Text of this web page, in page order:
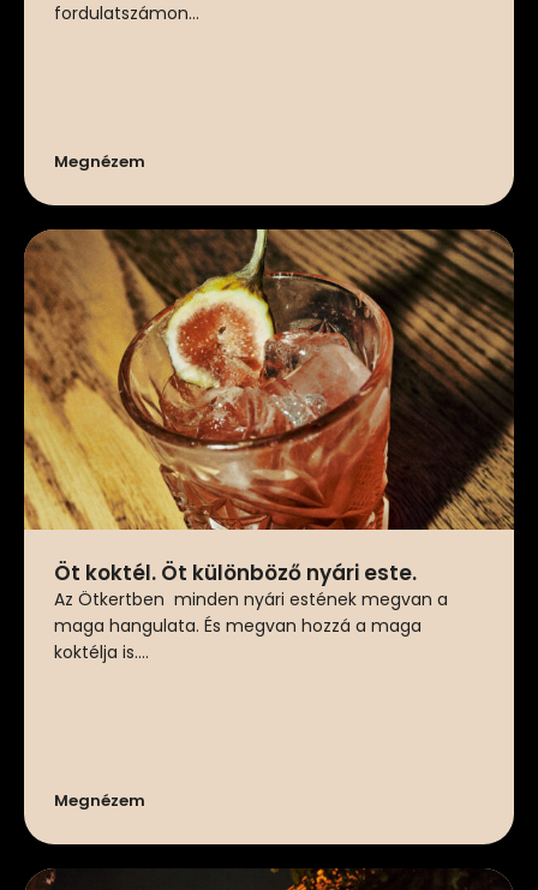
fordulatszámon...
Megnézem
Öt koktél. Öt különböző nyári este.
Az Ötkertben minden nyári estének megvan a
maga hangulata. És megvan hozzá a maga
koktélja is....
Megnézem